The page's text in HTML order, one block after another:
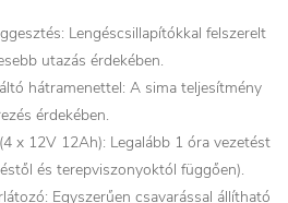
Lengéscsillapítókkal felszerelt
utazás érdekében.
hátramenettel: A sima teljesítmény
érdekében.
x 12V 12Ah): Legalább 1 óra vezetést
és terepviszonyoktól függően).
Egyszerűen csavarással állítható